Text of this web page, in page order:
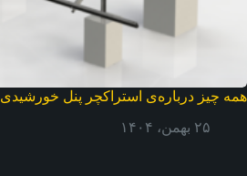
همه چیز درباره‌ی استراکچر پنل خورشیدی
۲۵ بهمن، ۱۴۰۴